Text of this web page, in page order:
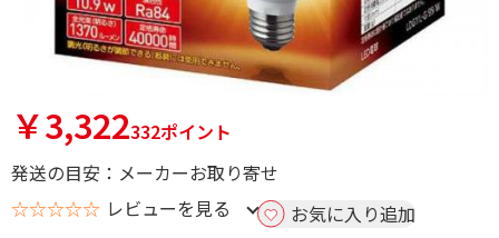
￥3,322332ポイント
発送の目安：メーカーお取り寄せ
☆☆☆☆☆ レビューを見る お気に入り追加